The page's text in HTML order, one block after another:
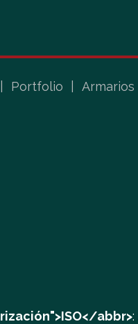
Portfolio Armarios
abbr>: